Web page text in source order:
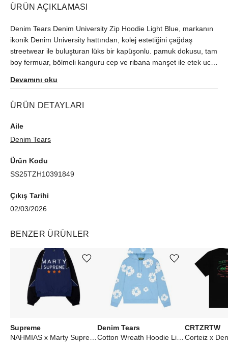
ÜRÜN AÇIKLAMASI
Denim Tears Denim University Zip Hoodie Light Blue, markanın
ikonik Denim University hattından, kolej estetiğini çağdaş
streetwear ile buluşturan lüks bir kapüşonlu. pamuk dokusu, tam
boy fermuar, bölmeli kanguru cep ve ribana manşet ile etek ucu
zamansız ve premium bir hava verir; makinede yıkanabilir.
anlatısını günlük stile taşıyan imza bir gardırop parçasıdır.
Devamını oku
ÜRÜN DETAYLARI
Aile
Denim Tears
Ürün Kodu
SS25TZH10391849
Çıkış Tarihi
02/03/2026
BENZER ÜRÜNLER
Supreme
Ürünü istek listesine ekle veya listeden çıkar
Denim Tears
Ürünü istek listesine ekle veya listeden çıkar
CRTZRTW